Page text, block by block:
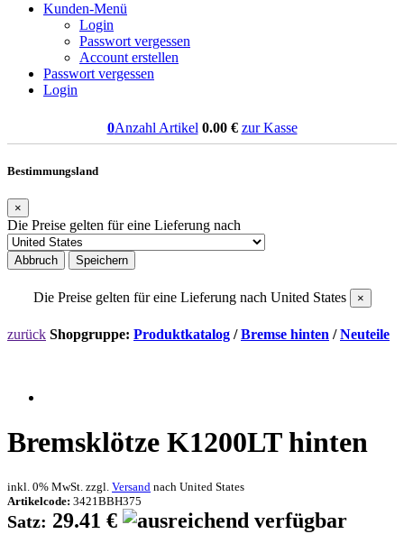
Kunden-Menü
Login
Passwort vergessen
Account erstellen
Passwort vergessen
Login
0Anzahl Artikel 0.00€ zur Kasse
Bestimmungsland
×
Die Preise gelten für eine Lieferung nach
Abbruch Speichern
Die Preise gelten für eine Lieferung nach United States ×
zurück Shopgruppe: Produktkatalog /Bremse hinten /Neuteile
Bremsklötze K1200LT hinten
inkl. 0% MwSt. zzgl. Versand nach United States
Artikelcode: 3421BBH375
Satz: 29.41 €